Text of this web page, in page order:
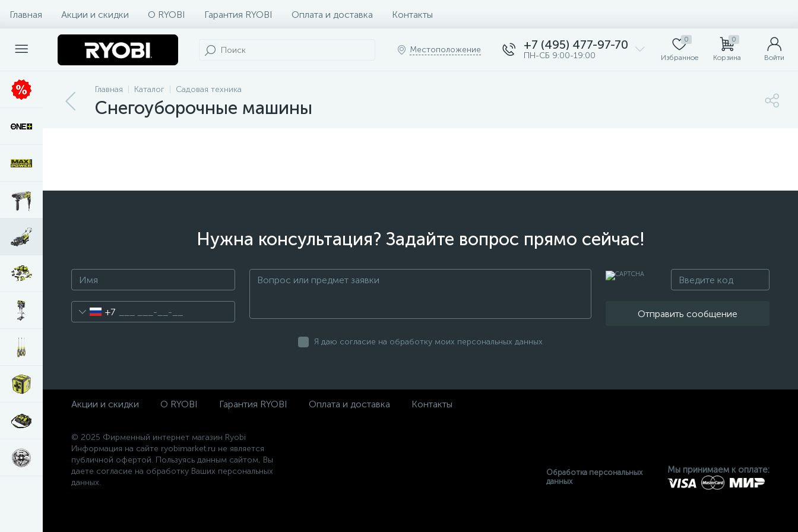
Главная Акции и скидки О RYOBI Гарантия RYOBI Оплата и доставка Контакты
Местоположение +7 (495) 477-97-70
ПН-СБ 9:00-19:00
0
Избранное
0
Корзина Войти
Главная Каталог Садовая техника
Снегоуборочные машины
Нужна консультация? Задайте вопрос прямо сейчас!
+7 Отправить сообщение
Я даю согласие на обработку моих персональных данных
Акции и скидки О RYOBI Гарантия RYOBI Оплата и доставка Контакты
© 2025 Фирменный интернет магазин Ryobi
Информация на сайте ryobimarket.ru не является
публичной офертой. Пользуясь данным сайтом, Вы
даете согласие на обработку Ваших персональных
данных.
Обработка персональных
данных
Мы принимаем к оплате: